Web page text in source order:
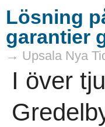
Lösning
garantier
→ Upsala Nya
I över